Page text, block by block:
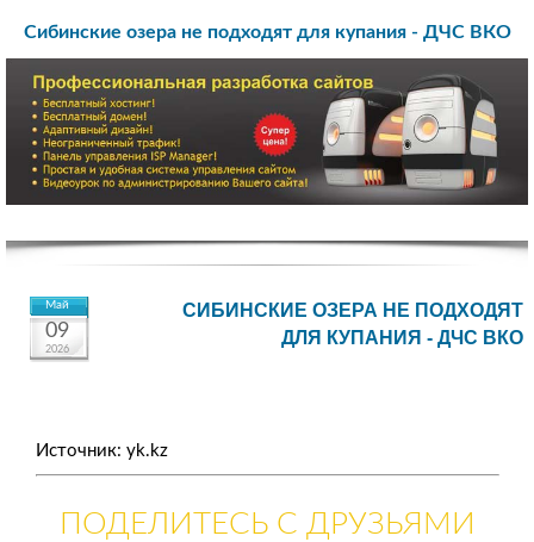
Сибинские озера не подходят для купания - ДЧС ВКО
Май
09
2026
СИБИНСКИЕ ОЗЕРА НЕ ПОДХОДЯТ
ДЛЯ КУПАНИЯ - ДЧС ВКО
Источник: yk.kz
ПОДЕЛИТЕСЬ С ДРУЗЬЯМИ